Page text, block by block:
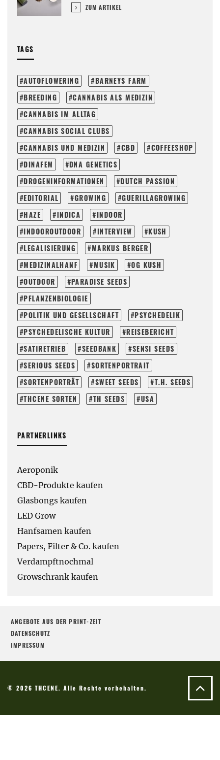
ZUM ARTIKEL
TAGS
AUTOFLOWERING
BARNEYS FARM
BREEDING
CANNABIS ALS MEDIZIN
CANNABIS IM ALLTAG
CANNABIS SOCIAL CLUBS
CANNABIS UND MEDIZIN
CBD
COFFEESHOP
DINAFEM
DNA GENETICS
DROGENINFORMATIONEN
DUTCH PASSION
EDITORIAL
GROWING
GUERILLAGROWING
HAZE
INDICA
INDOOR
INDOOROUTDOOR
INTERVIEW
KUSH
LEGALISIERUNG
MARKUS BERGER
MEDIZINALHANF
MUSIK
OG KUSH
OUTDOOR
PARADISE SEEDS
PFLANZENBIOLOGIE
POLITIK UND GESELLSCHAFT
PSYCHEDELIK
PSYCHEDELISCHE KULTUR
REISEBERICHT
SATIRETRIEB
SEEDBANK
SENSI SEEDS
SERIOUS SEEDS
SORTENPORTRAIT
SORTENPORTRÄT
SWEET SEEDS
T.H. SEEDS
THCENE SORTEN
TH SEEDS USA
PARTNERLINKS
Aeroponik
CBD-Produkte kaufen
Glasbongs kaufen
LED Grow
Hanfsamen kaufen
Papers, Filter & Co. kaufen
Verdampftnochmal
Growschrank kaufen
ANGEBOTE AUS DER PRINT-ZEIT
DATENSCHUTZ
IMPRESSUM
© 2026 THCENE. Alle Rechte vorbehalten.